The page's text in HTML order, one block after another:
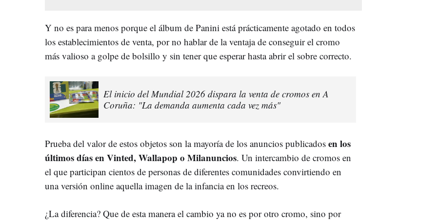
Y no es para menos porque el álbum de Panini está prácticamente agotado en todos
los establecimientos de venta, por no hablar de la ventaja de conseguir el cromo
más valioso a golpe de bolsillo y sin tener que esperar hasta abrir el sobre correcto.
El inicio del Mundial 2026 dispara la venta de cromos en A
Coruña: "La demanda aumenta cada vez más"
Prueba del valor de estos objetos son la mayoría de los anuncios publicados en los
últimos días en Vinted, Wallapop o Milanuncios. Un intercambio de cromos en
el que participan cientos de personas de diferentes comunidades convirtiendo en
una versión online aquella imagen de la infancia en los recreos.
¿La diferencia? Que de esta manera el cambio ya no es por otro cromo, sino por